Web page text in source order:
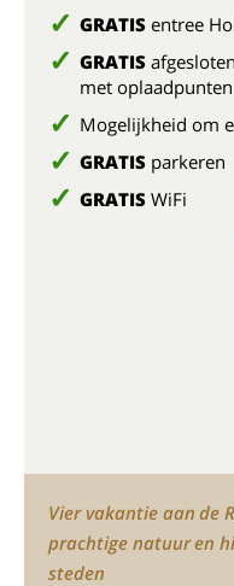
GRATIS entree
GRATIS
met oplaadpunten
Mogelijkheid om
GRATIS parkeren
GRATIS WiFi
Vier vakantie aan de
prachtige natuur en
steden